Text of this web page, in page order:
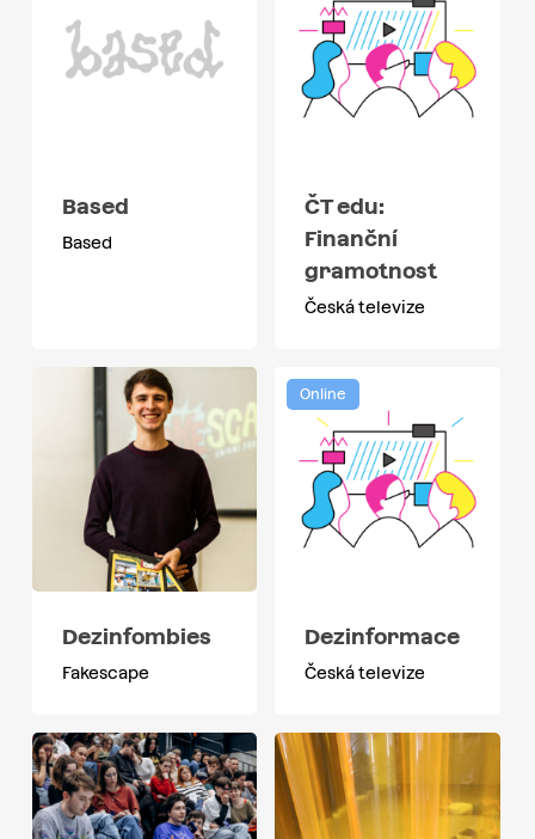
Based
Based
ČT edu:
Finanční
gramotnost
Česká televize
Dezinfombies
Fakescape
Online
Dezinformace
Česká televize